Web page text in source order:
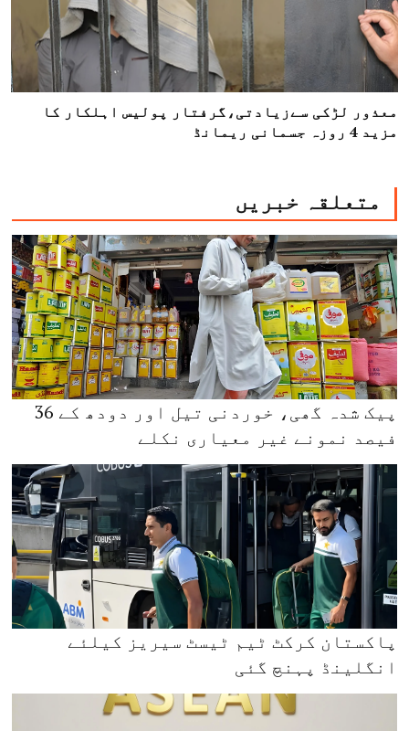
معذور لڑکی سےزیادتی،گرفتار پولیس اہلکار کا
مزید 4 روزہ جسمانی ریمانڈ
متعلقہ خبریں
پیک شدہ گھی، خوردنی تیل اور دودھ کے 36
فیصد نمونے غیر معیاری نکلے
پاکستان کرکٹ ٹیم ٹیسٹ سیریز کیلئے
انگلینڈ پہنچ گئی